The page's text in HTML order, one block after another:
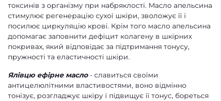
токсинів з організму при набряклості. Масло апельсина
стимулює регенерацію сухої шкіри, зволожує її і
посилює циркуляцію крові. Крім того масло апельсина
допомагає заповнити дефіцит колагену в шкірних
покривах, який відповідає за підтримання тонусу,
пружності та еластичності шкіри.
Ялівцю ефірне масло - славиться своїми
антицелюлітними властивостями, воно відмінно
тонізує, розгладжує шкіру і підвищує її тонус, бореться